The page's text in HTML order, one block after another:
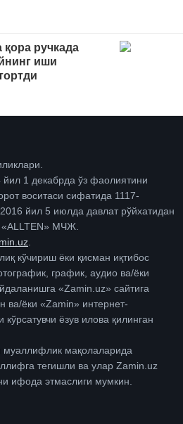
қора ручкада
иши
1 декабрда ўз фаолиятини
воситаси сифатида 1117-
йил 5 июлда давлат рўйхатидан
МЧЖ.
кўчириш ёки қисман иқтибос
график, аудио ва/ёки
«Zamin.uz» сайтига
ва/ёки «Zamin» интернет-
ёзув илова қилинган
муаллифлик мақолаларида
тегишли ва улар Zamin.uz
ифода этмаслиги мумкин.